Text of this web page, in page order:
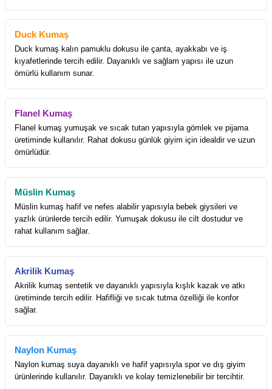
Duck Kumaş
Duck kumaş kalın pamuklu dokusu ile çanta, ayakkabı ve iş
kıyafetlerinde tercih edilir. Dayanıklı ve sağlam yapısı ile uzun
ömürlü kullanım sunar.
Flanel Kumaş
Flanel kumaş yumuşak ve sıcak tutan yapısıyla gömlek ve pijama
üretiminde kullanılır. Rahat dokusu günlük giyim için idealdir ve uzun
ömürlüdür.
Müslin Kumaş
Müslin kumaş hafif ve nefes alabilir yapısıyla bebek giysileri ve
yazlık ürünlerde tercih edilir. Yumuşak dokusu ile cilt dostudur ve
rahat kullanım sağlar.
Akrilik Kumaş
Akrilik kumaş sentetik ve dayanıklı yapısıyla kışlık kazak ve atkı
üretiminde tercih edilir. Hafifliği ve sıcak tutma özelliği ile konfor
sağlar.
Naylon Kumaş
Naylon kumaş suya dayanıklı ve hafif yapısıyla spor ve dış giyim
ürünlerinde kullanılır. Dayanıklı ve kolay temizlenebilir bir tercihtir.